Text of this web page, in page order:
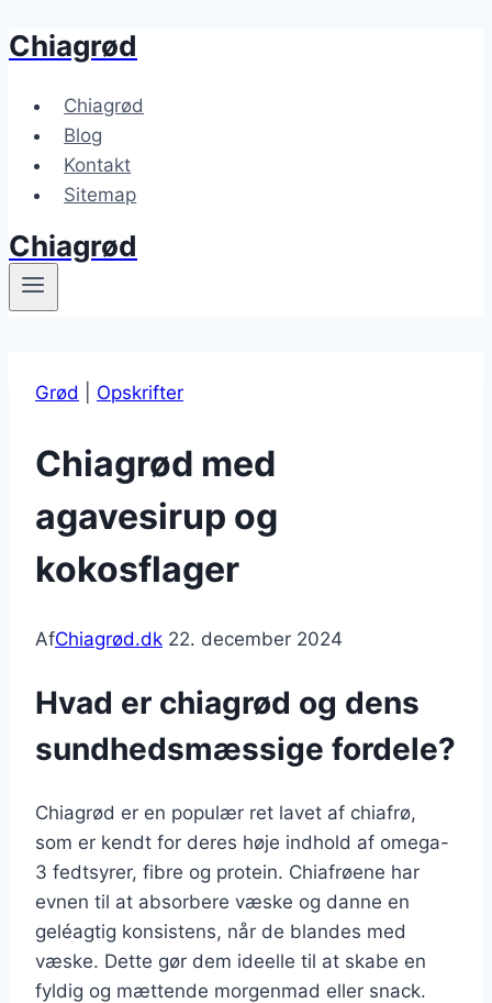
Fortsæt
indhold
Chiagrød
Chiagrød
Blog
Kontakt
Sitemap
Chiagrød
Grød Opskrifter
Chiagrød med
agavesirup og
kokosflager
AfChiagrød.dk 22. december 2024
Hvad er chiagrød og dens
sundhedsmæssige fordele?
Chiagrød er en populær ret lavet af chiafrø,
som er kendt for deres høje indhold af omega-
3 fedtsyrer, fibre og protein. Chiafrøene har
evnen til at absorbere væske og danne en
geléagtig konsistens, når de blandes med
væske. Dette gør dem ideelle til at skabe en
fyldig og mættende morgenmad eller snack.